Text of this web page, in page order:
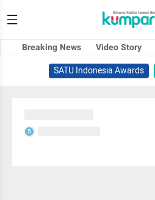
Breaking News Video Story
SATU Indonesia Awards
S